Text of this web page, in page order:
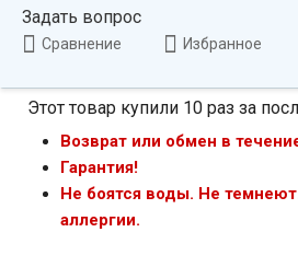
Задать вопрос
Сравнение Избранное
Этот товар купили 10 раз за
Возврат или обмен в
Гарантия!
Не боятся воды. Не
аллергии.